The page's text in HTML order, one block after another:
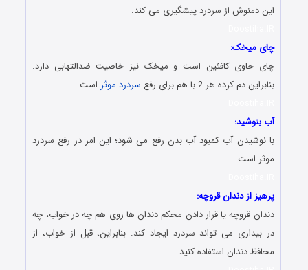
این دمنوش از سردرد پیشگیری می کند.
چای میخک:
چای حاوی کافئین است و میخک نیز خاصیت ضدالتهابی دارد.
بنابراین دم کرده هر 2 با هم برای رفع
سردرد موثر است.
آب بنوشید:
با نوشیدن آب کمبود آب بدن رفع می شود؛ این امر در رفع سردرد
موثر است.
پرهیز از دندان قروچه:
دندان قروچه یا قرار دادن محکم دندان ها روی هم چه در خواب، چه
در بیداری می تواند سردرد ایجاد کند. بنابراین، قبل از خواب، از
محافظ دندان استفاده کنید.